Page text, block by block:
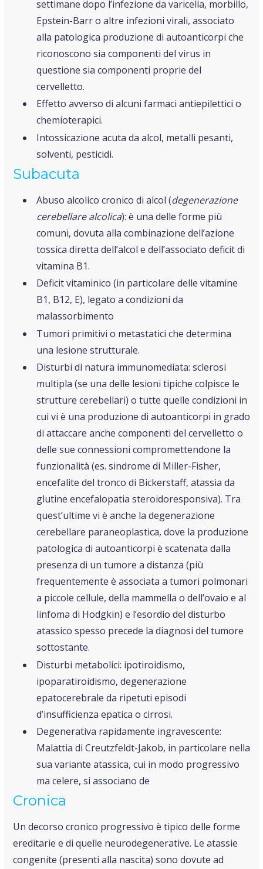
settimane dopo l’infezione da varicella, morbillo,
Epstein-Barr o altre infezioni virali, associato
alla patologica produzione di autoanticorpi che
riconoscono sia componenti del virus in
questione sia componenti proprie del
cervelletto.
Effetto avverso di alcuni farmaci antiepilettici o
chemioterapici.
Intossicazione acuta da alcol, metalli pesanti,
solventi, pesticidi.
Subacuta
Abuso alcolico cronico di alcol (degenerazione
cerebellare alcolica): è una delle forme più
comuni, dovuta alla combinazione dell’azione
tossica diretta dell’alcol e dell’associato deficit di
vitamina B1.
Deficit vitaminico (in particolare delle vitamine
B1, B12, E), legato a condizioni da
malassorbimento
Tumori primitivi o metastatici che determina
una lesione strutturale.
Disturbi di natura immunomediata: sclerosi
multipla (se una delle lesioni tipiche colpisce le
strutture cerebellari) o tutte quelle condizioni in
cui vi è una produzione di autoanticorpi in grado
di attaccare anche componenti del cervelletto o
delle sue connessioni compromettendone la
funzionalità (es. sindrome di Miller-Fisher,
encefalite del tronco di Bickerstaff, atassia da
glutine encefalopatia steroidoresponsiva). Tra
quest’ultime vi è anche la degenerazione
cerebellare paraneoplastica, dove la produzione
patologica di autoanticorpi è scatenata dalla
presenza di un tumore a distanza (più
frequentemente è associata a tumori polmonari
a piccole cellule, della mammella o dell’ovaio e al
linfoma di Hodgkin) e l’esordio del disturbo
atassico spesso precede la diagnosi del tumore
sottostante.
Disturbi metabolici: ipotiroidismo,
ipoparatiroidismo, degenerazione
epatocerebrale da ripetuti episodi
d’insufficienza epatica o cirrosi.
Degenerativa rapidamente ingravescente:
Malattia di Creutzfeldt-Jakob, in particolare nella
sua variante atassica, cui in modo progressivo
ma celere, si associano de
Cronica
Un decorso cronico progressivo è tipico delle forme
ereditarie e di quelle neurodegenerative. Le atassie
congenite (presenti alla nascita) sono dovute ad